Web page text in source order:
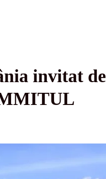
invitat de